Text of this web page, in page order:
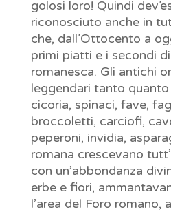
golosi loro! Quindi
riconosciuto anche in
che, dall’Ottocento a
primi piatti e i secondi
romanesca. Gli antichi
leggendari tanto
cicoria, spinaci, fave,
broccoletti, carciofi,
peperoni, invidia,
romana crescevano
con un’abbondanza
erbe e fiori,
l’area del Foro romano,